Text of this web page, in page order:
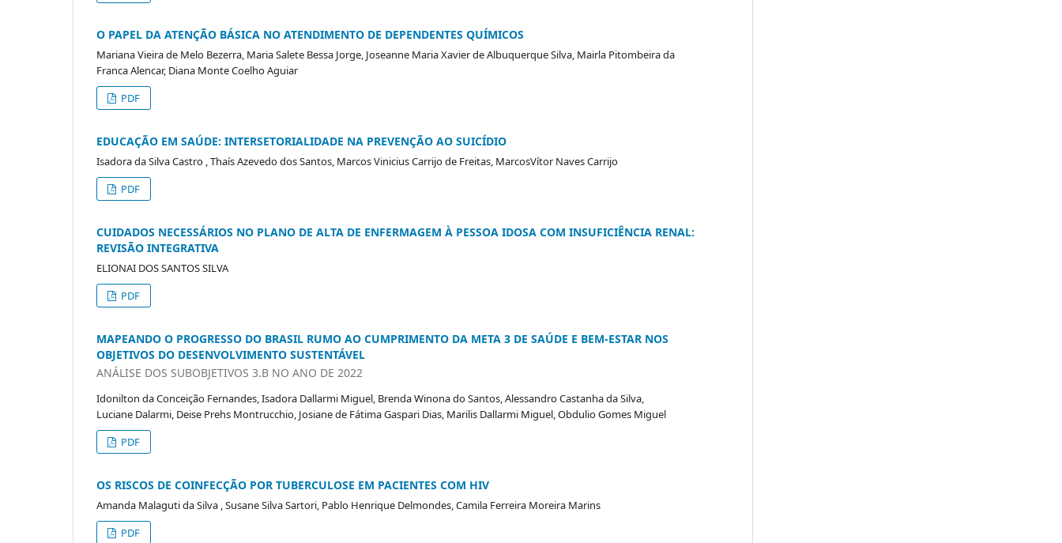
O PAPEL DA ATENÇÃO BÁSICA NO ATENDIMENTO DE DEPENDENTES QUÍMICOS
Mariana Vieira de Melo Bezerra, Maria Salete Bessa Jorge, Joseanne Maria Xavier de Albuquerque Silva, Mairla Pitombeira da
Franca Alencar, Diana Monte Coelho Aguiar
PDF
EDUCAÇÃO EM SAÚDE: INTERSETORIALIDADE NA PREVENÇÃO AO SUICÍDIO
Isadora da Silva Castro , Thaís Azevedo dos Santos, Marcos Vinicius Carrijo de Freitas, MarcosVítor Naves Carrijo
PDF
CUIDADOS NECESSÁRIOS NO PLANO DE ALTA DE ENFERMAGEM À PESSOA IDOSA COM INSUFICIÊNCIA RENAL:
REVISÃO INTEGRATIVA
ELIONAI DOS SANTOS SILVA
PDF
MAPEANDO O PROGRESSO DO BRASIL RUMO AO CUMPRIMENTO DA META 3 DE SAÚDE E BEM-ESTAR NOS
OBJETIVOS DO DESENVOLVIMENTO SUSTENTÁVEL
ANÁLISE DOS SUBOBJETIVOS 3.B NO ANO DE 2022
Idonilton da Conceição Fernandes, Isadora Dallarmi Miguel, Brenda Winona do Santos, Alessandro Castanha da Silva,
Luciane Dalarmi, Deise Prehs Montrucchio, Josiane de Fátima Gaspari Dias, Marilis Dallarmi Miguel, Obdulio Gomes Miguel
PDF
OS RISCOS DE COINFECÇÃO POR TUBERCULOSE EM PACIENTES COM HIV
Amanda Malaguti da Silva , Susane Silva Sartori, Pablo Henrique Delmondes, Camila Ferreira Moreira Marins
PDF